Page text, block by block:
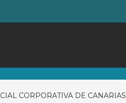
CORPORATIVA DE CANARIAS